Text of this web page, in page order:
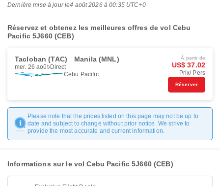
Dernière mise à jour le4 août 2026 à 00:35 UTC+0
Réservez et obtenez les meilleures offres de vol Cebu
Pacific 5J660 (CEB)
Tacloban (TAC) Manila (MNL)
mer. 26 août Direct
Cebu Pacific
À partir de
US$ 37.02
Prix/ Pers
Réserver
Please note that the prices listed on this page may not be up to
date and subject to change without prior notice. We strive to
provide the most accurate and current information.
Informations sur le vol Cebu Pacific 5J660 (CEB)